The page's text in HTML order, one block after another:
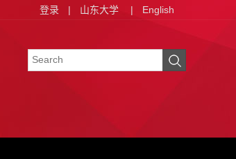
登录 | 山东大学 | English